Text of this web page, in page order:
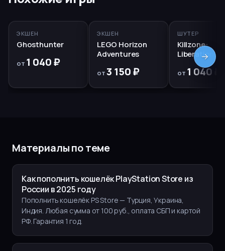
ЭКШЕН
Ghosthunter
от 1 040 ₽
ЭКШЕН
LEGO Horizon
Adventures
от3 150 ₽
ШУТЕР
Killzone:
Liberation
от 1 040 ₽
Материалы по теме
Как пополнить кошелёк PlayStation Store из
России в 2025 году
Пополнить кошелёк PS Store — Турция, Украина,
Индия. Любая сумма от 100 руб., оплата СБП и картой
РФ. Гарантия 1 год.